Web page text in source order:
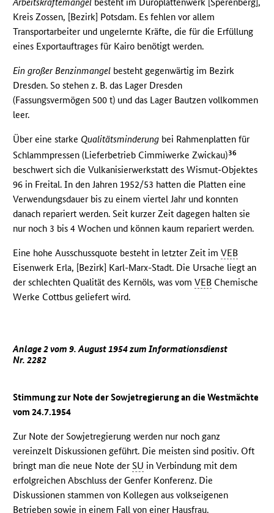
Kreis Zossen, [Bezirk] Potsdam. Es fehlen vor allem
Transportarbeiter und ungelernte Kräfte, die für die Erfüllung
eines Exportauftrages für Kairo benötigt werden.
Ein großer Benzinmangel besteht gegenwärtig im Bezirk
Dresden. So stehen z. B. das Lager Dresden
(Fassungsvermögen 500 t) und das Lager Bautzen vollkommen
leer.
Über eine starke Qualitätsminderung bei Rahmenplatten für
Schlammpressen (Lieferbetrieb Cimmiwerke Zwickau)36
beschwert sich die Vulkanisierwerkstatt des Wismut-Objektes
96 in Freital. In den Jahren 1952/53 hatten die Platten eine
Verwendungsdauer bis zu einem viertel Jahr und konnten
danach repariert werden. Seit kurzer Zeit dagegen halten sie
nur noch 3 bis 4 Wochen und können kaum repariert werden.
Eine hohe Ausschussquote besteht in letzter Zeit imVEB
Eisenwerk Erla, [Bezirk] Karl-Marx-Stadt. Die Ursache liegt an
der schlechten Qualität des Kernöls, was vomVEB Chemische
Werke Cottbus geliefert wird.
Anlage 2 vom 9. August 1954 zum Informationsdienst
Nr. 2282
Stimmung zur Note der Sowjetregierung an die Westmächte
vom 24.7.1954
Zur Note der Sowjetregierung werden nur noch ganz
vereinzelt Diskussionen geführt. Die meisten sind positiv. Oft
bringt man die neue Note derSU in Verbindung mit dem
erfolgreichen Abschluss der Genfer Konferenz. Die
Diskussionen stammen von Kollegen aus volkseigenen
Betrieben sowie in einem Fall von einer Hausfrau.